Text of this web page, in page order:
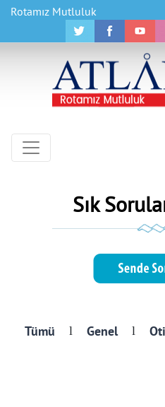
Rotamız Mutluluk
Sık
Tümü l Genel l